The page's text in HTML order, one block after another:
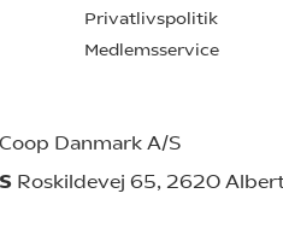
Privatlivspolitik
Medlemsservice
Danmark A/S
Roskildevej 65, 2620